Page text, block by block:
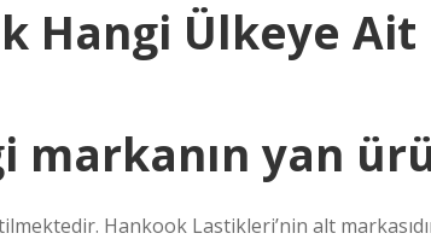
Hangi Ülkeye Ait
markanın yan
Hankook Lastikleri’nin alt